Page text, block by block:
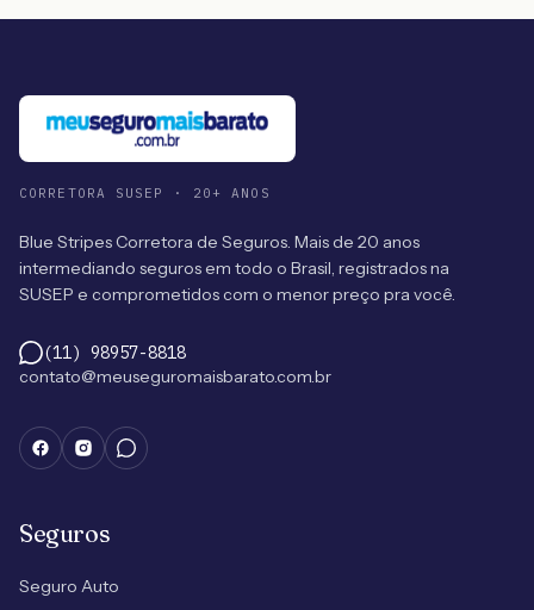
CORRETORA SUSEP · 20+ ANOS
Blue Stripes Corretora de Seguros. Mais de 20 anos
intermediando seguros em todo o Brasil, registrados na
SUSEP e comprometidos com o menor preço pra você.
(11) 98957-8818
contato@meuseguromaisbarato.com.br
Seguros
Seguro Auto